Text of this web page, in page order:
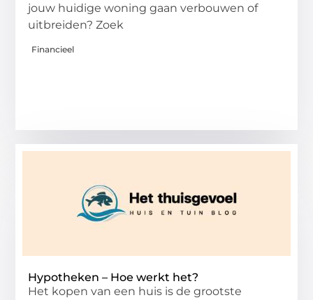
jouw huidige woning gaan verbouwen of
uitbreiden? Zoek
Financieel
Hypotheken – Hoe werkt het?
Het kopen van een huis is de grootste